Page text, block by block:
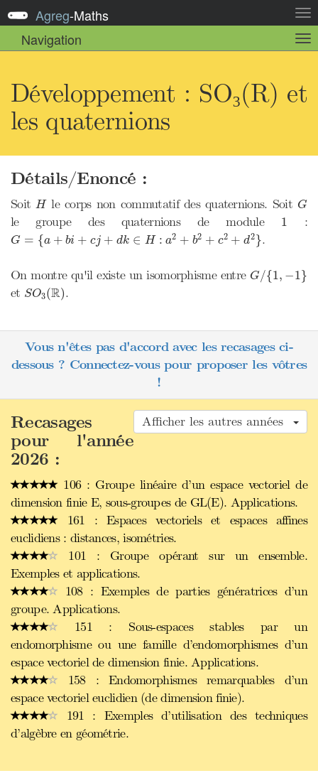
la
Agreg-Maths
Navigation
la
Développement : SO₃(R) et
les quaternions
Détails/Enoncé :
SoitH
Hle corps non commutatif des quaternions. Soit G
G
le groupe des quaternions de module 1
1 :
G = {a + bi + cj + dk ∈ H : a2 + b2 + c2 + d2}
G {a bi + dk H: +b + +d .
On montre qu'il existe un isomorphisme entre G/{1, −1}
G / {1 1 }
et SO3(R)
SO3 (R).
Vous n'êtes pas d'accord avec les recasages ci-
dessous ? Connectez-vous pour proposer les vôtres
!
Afficher les autres années
Recasages
pour l'année
2026 :
106 : Groupe linéaire d’un espace vectoriel de
dimension finie E, sous-groupes de GL(E). Applications.
161 : Espaces vectoriels et espaces affines
euclidiens : distances, isométries.
101 : Groupe opérant sur un ensemble.
Exemples et applications.
108 : Exemples de parties génératrices d’un
groupe. Applications.
151 : Sous-espaces stables par un
endomorphisme ou une famille d’endomorphismes d’un
espace vectoriel de dimension finie. Applications.
158 : Endomorphismes remarquables d’un
espace vectoriel euclidien (de dimension finie).
191 : Exemples d’utilisation des techniques
d’algèbre en géométrie.